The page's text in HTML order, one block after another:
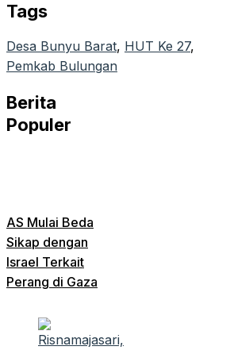
Tags
Desa Bunyu Barat, HUT Ke 27
Pemkab Bulungan
Berita
Populer
AS Mulai Beda
Sikap dengan
Israel Terkait
Perang di Gaza